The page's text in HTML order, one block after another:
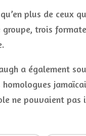
plus de ceux
trois
a également
homologues
ne pouvaient